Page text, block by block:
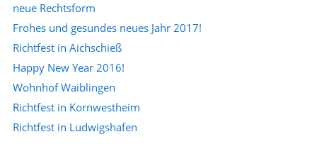
neue Rechtsform
Frohes und gesundes neues Jahr 2017!
Richtfest in Aichschieß
Happy New Year 2016!
Wohnhof Waiblingen
Richtfest in Kornwestheim
Richtfest in Ludwigshafen